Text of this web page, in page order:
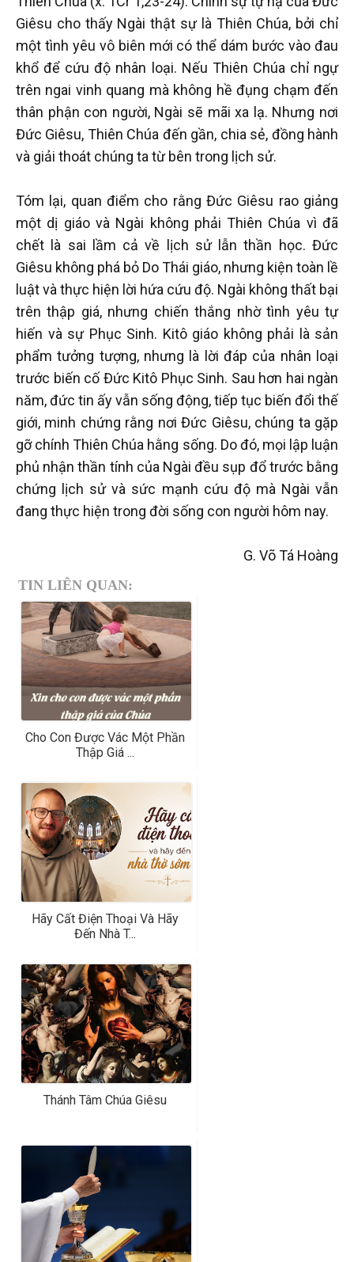
Giêsu cho thấy Ngài thật sự là Thiên Chúa, bởi chỉ
một tình yêu vô biên mới có thể dám bước vào đau
khổ để cứu độ nhân loại. Nếu Thiên Chúa chỉ ngự
trên ngai vinh quang mà không hề đụng chạm đến
thân phận con người, Ngài sẽ mãi xa lạ. Nhưng nơi
Đức Giêsu, Thiên Chúa đến gần, chia sẻ, đồng hành
và giải thoát chúng ta từ bên trong lịch sử.
Tóm lại, quan điểm cho rằng Đức Giêsu rao giảng
một dị giáo và Ngài không phải Thiên Chúa vì đã
chết là sai lầm cả về lịch sử lẫn thần học. Đức
Giêsu không phá bỏ Do Thái giáo, nhưng kiện toàn lề
luật và thực hiện lời hứa cứu độ. Ngài không thất bại
trên thập giá, nhưng chiến thắng nhờ tình yêu tự
hiến và sự Phục Sinh. Kitô giáo không phải là sản
phẩm tưởng tượng, nhưng là lời đáp của nhân loại
trước biến cố Đức Kitô Phục Sinh. Sau hơn hai ngàn
năm, đức tin ấy vẫn sống động, tiếp tục biến đổi thế
giới, minh chứng rằng nơi Đức Giêsu, chúng ta gặp
gỡ chính Thiên Chúa hằng sống. Do đó, mọi lập luận
phủ nhận thần tính của Ngài đều sụp đổ trước bằng
chứng lịch sử và sức mạnh cứu độ mà Ngài vẫn
đang thực hiện trong đời sống con người hôm nay.
G. Võ Tá Hoàng
TIN LIÊN QUAN:
Cho Con Được Vác Một Phần
Thập Giá ...
Hãy Cất Điện Thoại Và Hãy
Đến Nhà T...
Thánh Tâm Chúa Giêsu